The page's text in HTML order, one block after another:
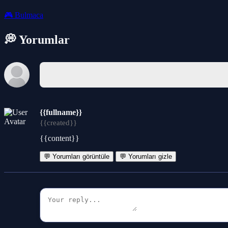
🎮 Bulmaca
💭 Yorumlar
{{fullname}}
{{created}}
{{content}}
💬 Yorumları görüntüle 💬 Yorumları gizle